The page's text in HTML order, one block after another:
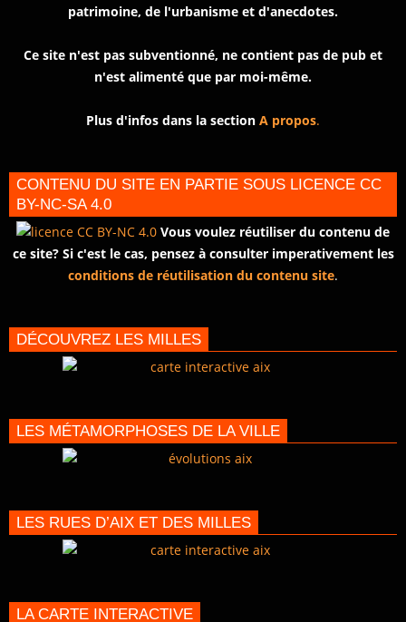
patrimoine, de l'urbanisme et d'anecdotes.
Ce site n'est pas subventionné, ne contient pas de pub et
n'est alimenté que par moi-même.
Plus d'infos dans la section A propos.
CONTENU DU SITE EN PARTIE SOUS LICENCE CC
BY-NC-SA 4.0
Vous voulez réutiliser du contenu de
ce site? Si c'est le cas, pensez à consulter imperativement les
conditions de réutilisation du contenu site.
DÉCOUVREZ LES MILLES
LES MÉTAMORPHOSES DE LA VILLE
LES RUES D’AIX ET DES MILLES
LA CARTE INTERACTIVE